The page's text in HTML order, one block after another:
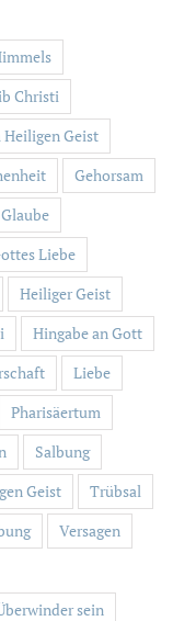
Christi
Geist
Gehorsam
Glaube
Liebe
Heiliger Geist
Hingabe an Gott
Liebe
Pharisäertum
Salbung
Geist
Trübsal
Versagen
sein